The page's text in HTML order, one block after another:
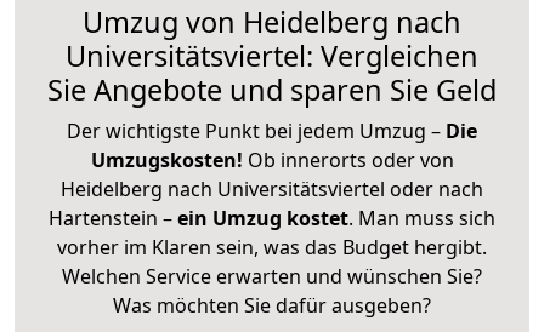
Umzug von Heidelberg nach
Universitätsviertel: Vergleichen
Sie Angebote und sparen Sie Geld
Der wichtigste Punkt bei jedem Umzug – Die
Umzugskosten! Ob innerorts oder von
Heidelberg nach Universitätsviertel oder nach
Hartenstein –ein Umzug kostet. Man muss sich
vorher im Klaren sein, was das Budget hergibt.
Welchen Service erwarten und wünschen Sie?
Was möchten Sie dafür ausgeben?